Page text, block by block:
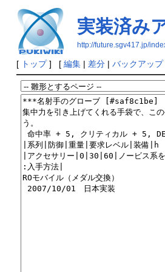
実装済み
http://future.sgv417.jp/
[ トップ] [ 編集| 差分| バックアップ